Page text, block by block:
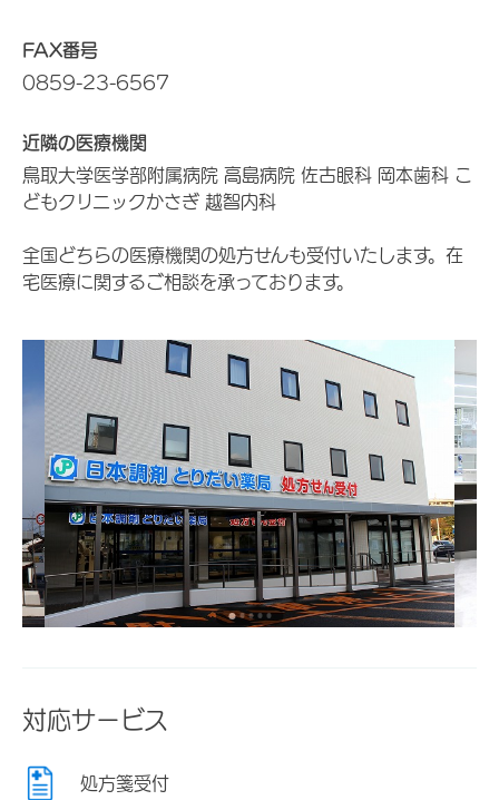
FAX番号
0859-23-6567
近隣の医療機関
鳥取大学医学部附属病院 高島病院 佐古眼科 岡本歯科 こ
どもクリニックかさぎ 越智内科
全国どちらの医療機関の処方せんも受付いたします。在
宅医療に関するご相談を承っております。
対応サービス
処方箋受付